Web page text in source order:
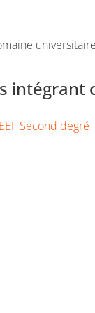
universitaire
intégrant
Second degré